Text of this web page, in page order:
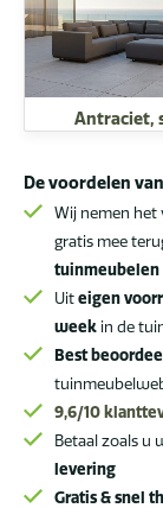
Antraciet,
De voordelen
Wij nemen het
gratis mee
tuinmeubelen
Uiteigen
week in de
Best
9,6/10
Betaal zoals u
levering
Gratis & snel